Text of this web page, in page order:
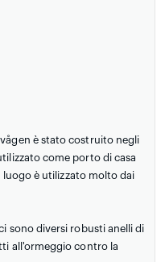
è stato costruito negli
come porto di casa
luogo è utilizzato molto dai
sono diversi robusti anelli di
all'ormeggio contro la